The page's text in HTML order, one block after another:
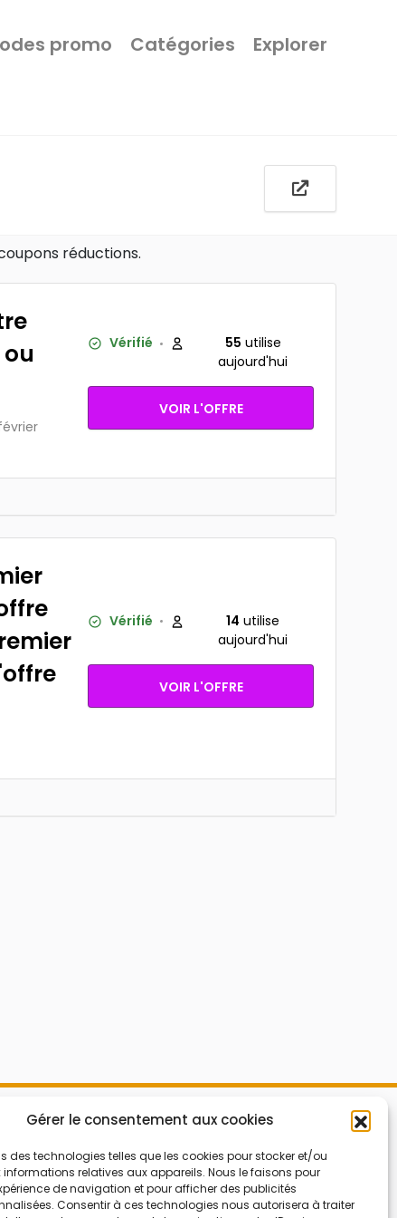
Gérer le consentement aux cookies
des technologies telles que les cookies pour stocker et/ou
relatives aux appareils. Nous le faisons pour
de navigation et pour afficher des publicités
Consentir à ces technologies nous autorisera à traiter
promo Catégories Explorer
réductions.
Vérifié 55 utilise
aujourd'hui
VOIR L'OFFRE
Vérifié 14 utilise
aujourd'hui
VOIR L'OFFRE
Mes Bons
sommes nous
nous
Bonnes affaires
Code réduction
Bons plans
Soldes